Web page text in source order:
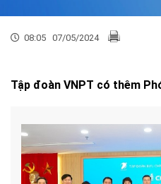
08:05 07/05/2024
Tập đoàn VNPT có thêm